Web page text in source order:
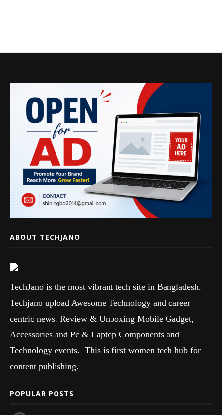
ABOUT TECHJANO
TechJano is the most vibrant tech site in Bangladesh.
Techjano upload Awesome Technology and career
centric news, Review & Unboxing Mobile Gadget,
Accessories and Pc & Laptop Components and
Technology events. This is first women tech hub for
content publishing.
POPULAR POSTS